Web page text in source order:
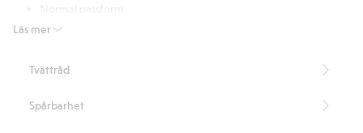
Läs merLängd 73 cm i storlek M
Tvättråd
Spårbarhet